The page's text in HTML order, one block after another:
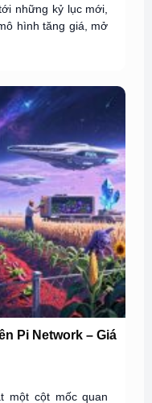
những kỷ lục mới,
hình tăng giá, mở
Pi Network – Giá
một cột mốc quan